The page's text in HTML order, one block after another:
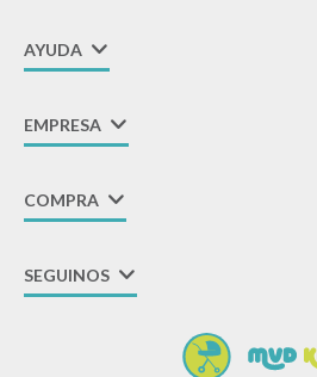
AYUDA
EMPRESA
COMPRA
SEGUINOS